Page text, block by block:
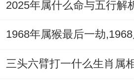
两个人还必须得相互支持
间必须得时不时沟通、交